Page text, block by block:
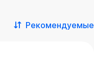
Рекомендуемые